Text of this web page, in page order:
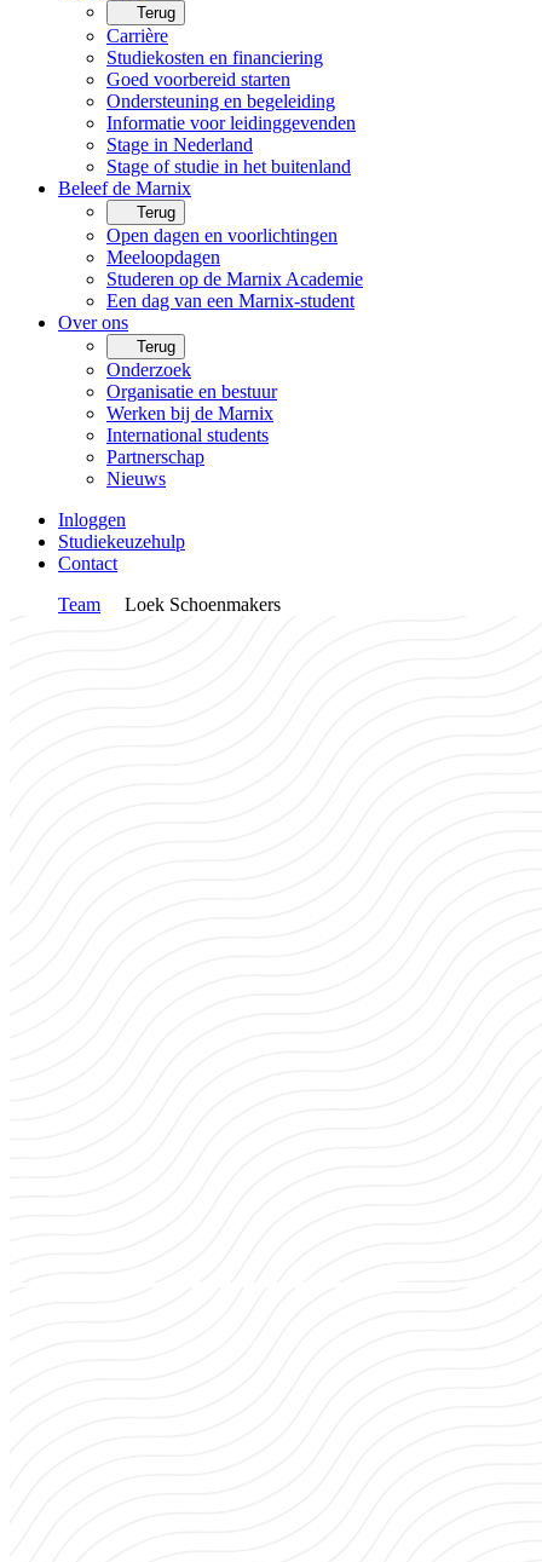
Terug
Carrière
Studiekosten en financiering
Goed voorbereid starten
Ondersteuning en begeleiding
Informatie voor leidinggevenden
Stage in Nederland
Stage of studie in het buitenland
Beleef de Marnix
Terug
Open dagen en voorlichtingen
Meeloopdagen
Studeren op de Marnix Academie
Een dag van een Marnix-student
Over ons
Terug
Onderzoek
Organisatie en bestuur
Werken bij de Marnix
International students
Partnerschap
Nieuws
Inloggen
Studiekeuzehulp
Contact
Team
Loek Schoenmakers